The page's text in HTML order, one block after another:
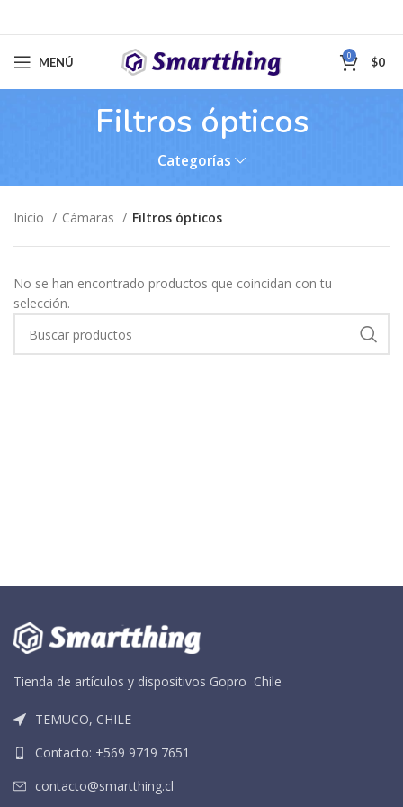
MENÚ 0 $0
Filtros ópticos
Categorías
Inicio Cámaras Filtros ópticos
No se han encontrado productos que coincidan con tu
selección.
Tienda de artículos y dispositivos Gopro Chile
TEMUCO, CHILE
Contacto: +569 9719 7651
contacto@smartthing.cl